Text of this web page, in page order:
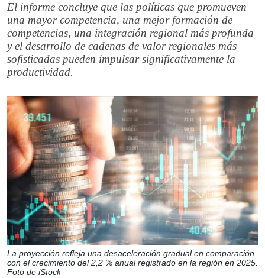
El informe concluye que las políticas que promueven
una mayor competencia, una mejor formación de
competencias, una integración regional más profunda
y el desarrollo de cadenas de valor regionales más
sofisticadas pueden impulsar significativamente la
productividad.
La proyección refleja una desaceleración gradual en comparación
con el crecimiento del 2,2 % anual registrado en la región en 2025.
Foto de iStock